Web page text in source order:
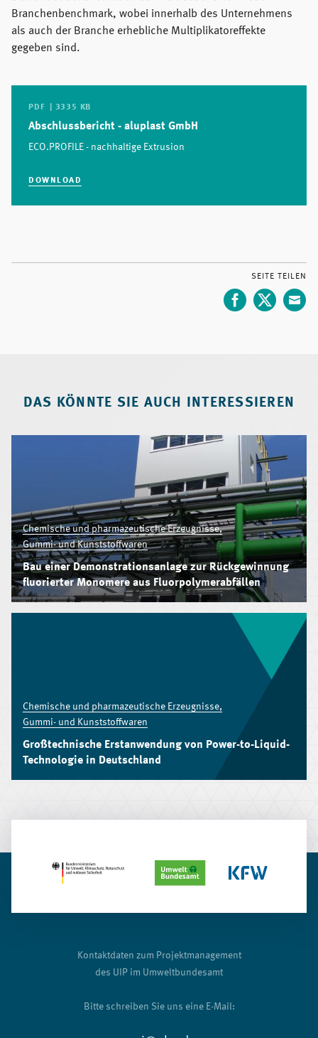
Branchenbenchmark, wobei innerhalb des Unternehmens
als auch der Branche erhebliche Multiplikatoreffekte
gegeben sind.
PDF | 3335 KB
Abschlussbericht - aluplast GmbH
ECO.PROFILE - nachhaltige Extrusion
DOWNLOAD
SEITE TEILEN
DAS KÖNNTE SIE AUCH INTERESSIEREN
Chemische und pharmazeutische Erzeugnisse,
Gummi- und Kunststoffwaren
Bau einer Demonstrationsanlage zur Rückgewinnung
fluorierter Monomere aus Fluorpolymerabfällen
Chemische und pharmazeutische Erzeugnisse,
Gummi- und Kunststoffwaren
Großtechnische Erstanwendung von Power-to-Liquid-
Technologie in Deutschland
Kontaktdaten zum Projektmanagement
des UIP im Umweltbundesamt
Bitte schreiben Sie uns eine E-Mail: